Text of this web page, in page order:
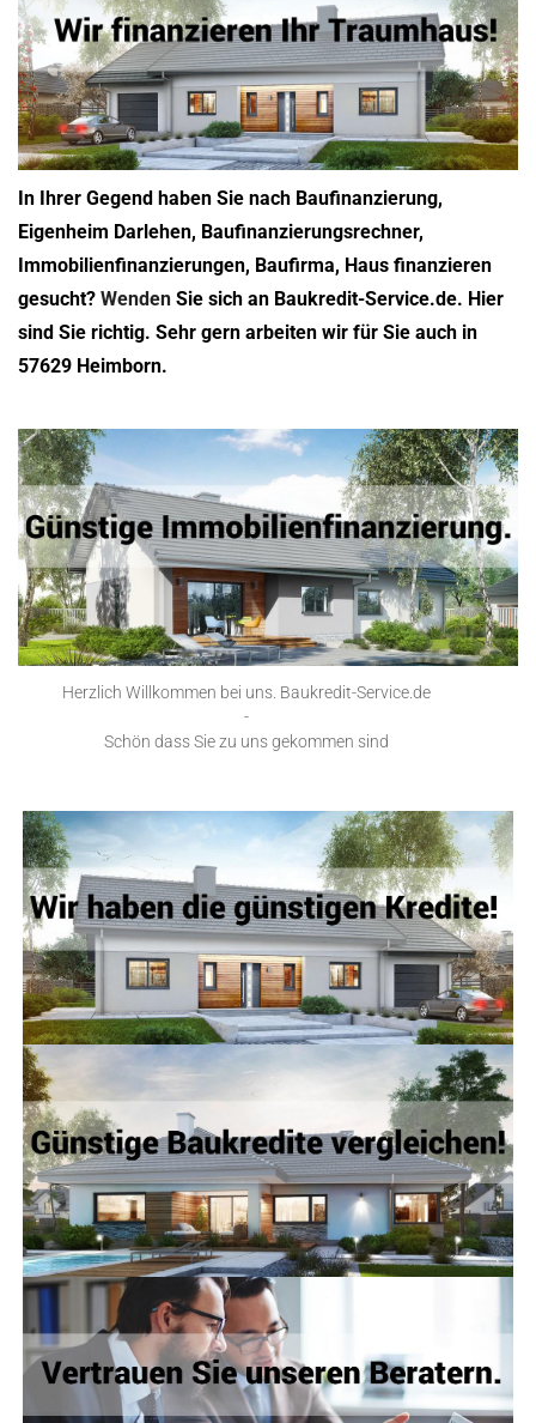
In Ihrer Gegend haben Sie nach Baufinanzierung,
Eigenheim Darlehen, Baufinanzierungsrechner,
Immobilienfinanzierungen, Baufirma, Haus finanzieren
gesucht? Wenden Sie sich an Baukredit-Service.de. Hier
sind Sie richtig. Sehr gern arbeiten wir für Sie auch in
57629 Heimborn.
Herzlich Willkommen bei uns. Baukredit-Service.de
-
Schön dass Sie zu uns gekommen sind